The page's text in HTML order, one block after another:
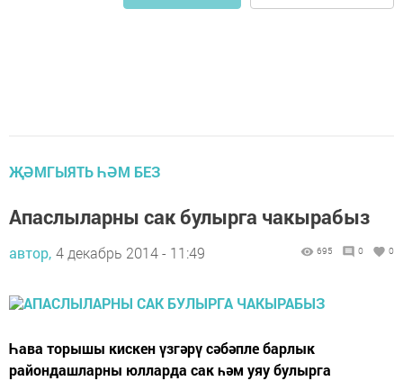
ҖӘМГЫЯТЬ ҺӘМ БЕЗ
Апаслыларны сак булырга чакырабыз
автор, 4 декабрь 2014 - 11:49 695 0 0
Һава торышы кискен үзгәрү сәбәпле барлык
райондашларны юлларда сак һәм уяу булырга